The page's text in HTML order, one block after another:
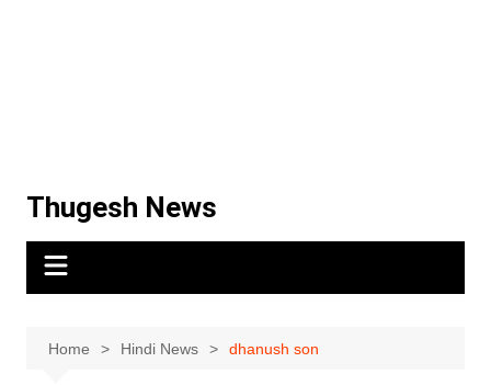
Thugesh News
Home Hindi News dhanush son